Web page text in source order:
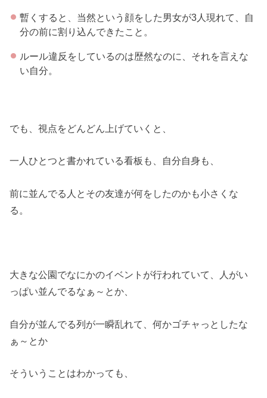
暫くすると、当然という顔をした男女が3人現れて、自
分の前に割り込んできたこと。
ルール違反をしているのは歴然なのに、それを言えな
い自分。
でも、視点をどんどん上げていくと、
一人ひとつと書かれている看板も、自分自身も、
前に並んでる人とその友達が何をしたのかも小さくな
る。
大きな公園でなにかのイベントが行われていて、人がい
っぱい並んでるなぁ～とか、
自分が並んでる列が一瞬乱れて、何かゴチャっとしたな
ぁ～とか
そういうことはわかっても、